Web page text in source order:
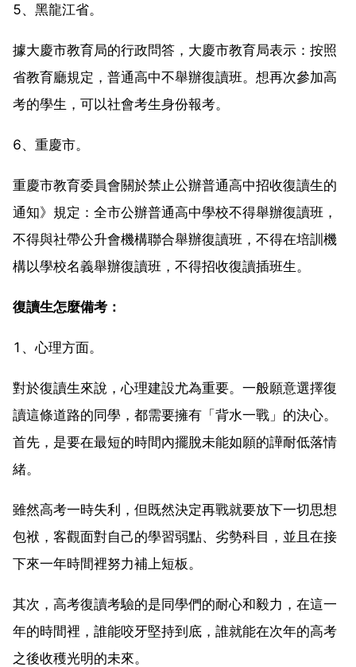
5、黑龍江省。
據大慶市教育局的行政問答，大慶市教育局表示：按照
省教育廳規定，普通高中不舉辦復讀班。想再次參加高
考的學生，可以社會考生身份報考。
6、重慶市。
重慶市教育委員會關於禁止公辦普通高中招收復讀生的
通知》規定：全市公辦普通高中學校不得舉辦復讀班，
不得與社帶公升會機構聯合舉辦復讀班，不得在培訓機
構以學校名義舉辦復讀班，不得招收復讀插班生。
復讀生怎麼備考：
1、心理方面。
對於復讀生來說，心理建設尤為重要。一般願意選擇復
讀這條道路的同學，都需要擁有「背水一戰」的決心。
首先，是要在最短的時間內擺脫未能如願的譁耐低落情
緒。
雖然高考一時失利，但既然決定再戰就要放下一切思想
包袱，客觀面對自己的學習弱點、劣勢科目，並且在接
下來一年時間裡努力補上短板。
其次，高考復讀考驗的是同學們的耐心和毅力，在這一
年的時間裡，誰能咬牙堅持到底，誰就能在次年的高考
之後收穫光明的未來。